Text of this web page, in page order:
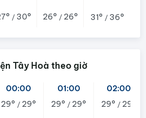
/ 30° 26° / 26° 31° / 36°
Tây Hoà theo giờ
00:00
29° / 29°
01:00
29° / 29°
02:00
29° / 29°